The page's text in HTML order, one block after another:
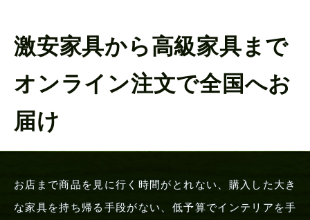
激安家具から高級家具まで
オンライン注文で全国へお
届け
お店まで商品を見に行く時間がとれない、購入した大き
な家具を持ち帰る手段がない、低予算でインテリアを手